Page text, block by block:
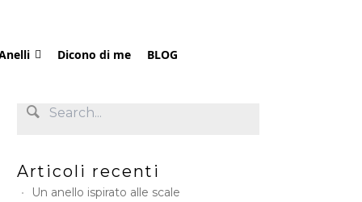
Dicono di me BLOG
Articoli recenti
Un anello ispirato alle scale